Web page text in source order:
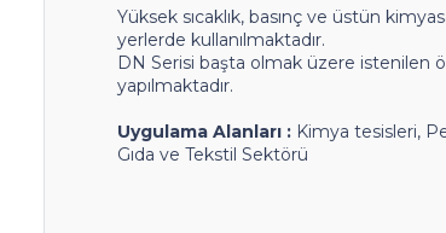
Yüksek sıcaklık, basınç ve üstün
yerlerde kullanılmaktadır.
DN Serisi başta olmak üzere istenilen
yapılmaktadır.
Uygulama Alanları : Kimya tesisleri,
Gıda ve Tekstil Sektörü